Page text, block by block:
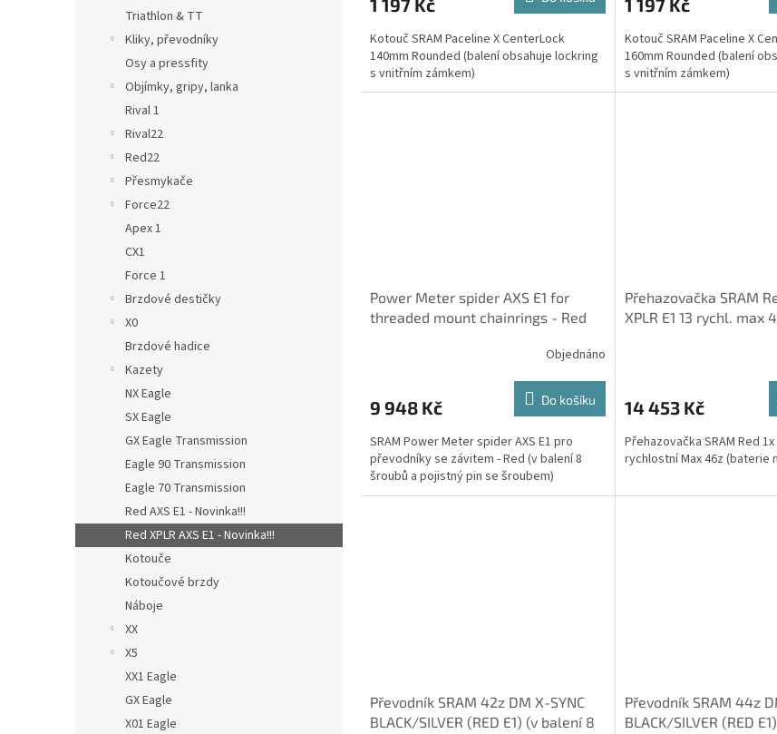
Triathlon & TT
Kliky, převodníky
Osy a pressfity
Objímky, gripy, lanka
Rival 1
Rival22
Red22
Přesmykače
Force22
Apex 1
CX1
Force 1
Brzdové destičky
X0
Brzdové hadice
Kazety
NX Eagle
SX Eagle
GX Eagle Transmission
Eagle 90 Transmission
Eagle 70 Transmission
Red AXS E1 - Novinka!!!
Red XPLR AXS E1 - Novinka!!!
Kotouče
Kotoučové brzdy
Náboje
XX
X5
XX1 Eagle
GX Eagle
X01 Eagle
1 197 Kč
Kotouč SRAM Paceline X CenterLock
140mm Rounded (balení obsahuje lockring
s vnitřním zámkem)
1 197 Kč
Kotouč SRAM Paceline X
160mm Rounded (balení
s vnitřním zámkem)
Power Meter spider AXS E1 for
threaded mount chainrings - Red
Objednáno
9 948 Kč Do košíku
SRAM Power Meter spider AXS E1 pro
převodníky se závitem - Red (v balení 8
šroubů a pojistný pin se šroubem)
Přehazovačka SRAM
XPLR E1 13 rychl. max
14 453 Kč
Přehazovačka SRAM Red 1x
rychlostní Max 46z (baterie
Převodník SRAM 42z DM X-SYNC
BLACK/SILVER (RED E1) (v balení 8
Převodník SRAM 44z
BLACK/SILVER (RED